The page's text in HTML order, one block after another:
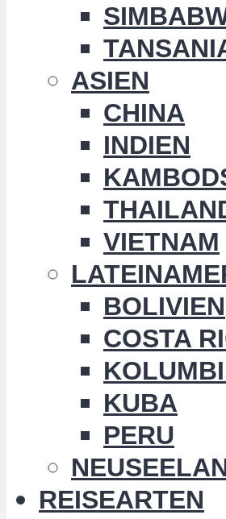
ASIEN
CHINA
INDIEN
VIETNAM
BOLIVIEN
COSTA
KUBA
PERU
REISEARTEN